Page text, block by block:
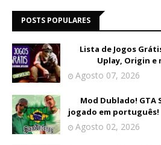
POSTS POPULARES
Lista de Jogos
Uplay, Origin e
Agosto 07, 2026
Mod Dublado! GTA
jogado em português!
Agosto 02, 2026